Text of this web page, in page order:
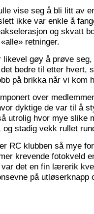
vise seg å bli litt av
ikke var enkle å
og skvatt
retninger.
likevel gøy å prøve
bedre til etter hvert,
på brikka når vi kom
over
dyktige de var til å
utrolig hvor mye slike
og stadig vekk rullet
RC klubben så mye
krevende fotokveld
var det en fin lærerik
på utløserknapp